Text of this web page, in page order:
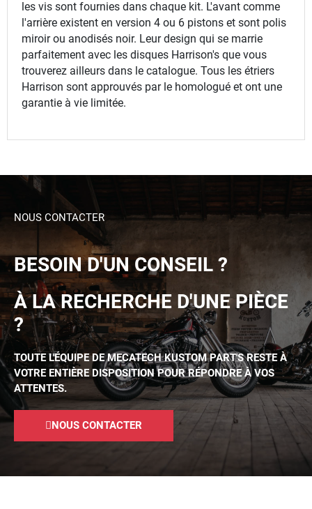
les vis sont fournies dans chaque kit. L'avant comme
l'arrière existent en version 4 ou 6 pistons et sont polis
miroir ou anodisés noir. Leur design qui se marrie
parfaitement avec les disques Harrison's que vous
trouverez ailleurs dans le catalogue. Tous les étriers
Harrison sont approuvés par le homologué et ont une
garantie à vie limitée.
NOUS CONTACTER
BESOIN D'UN CONSEIL ?
À LA RECHERCHE D'UNE PIÈCE
?
TOUTE L'ÉQUIPE DE MECATECH KUSTOM PART'S RESTE À
VOTRE ENTIÈRE DISPOSITION POUR RÉPONDRE À VOS
ATTENTES.
NOUS CONTACTER